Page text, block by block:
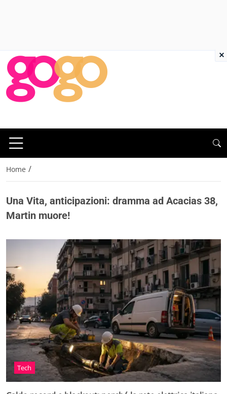
Home /
Una Vita, anticipazioni: dramma ad Acacias 38,
Martin muore!
Tech
×